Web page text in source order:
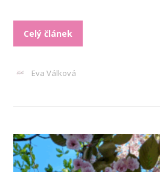
Celý článek
Eva Válková